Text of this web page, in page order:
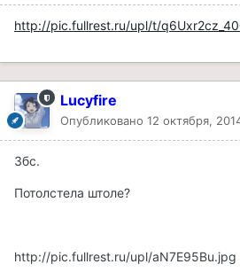
http://pic.fullrest.ru/upl/t/
Lucyfire
Опубликовано 12 октября,
Збс.
Потолстела штоле?
http://pic.fullrest.ru/upl/aN7E95Bu.jpg